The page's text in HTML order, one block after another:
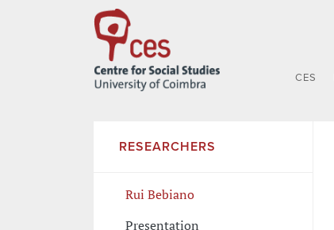
CES
RESEARCHERS
Rui Bebiano
Presentation